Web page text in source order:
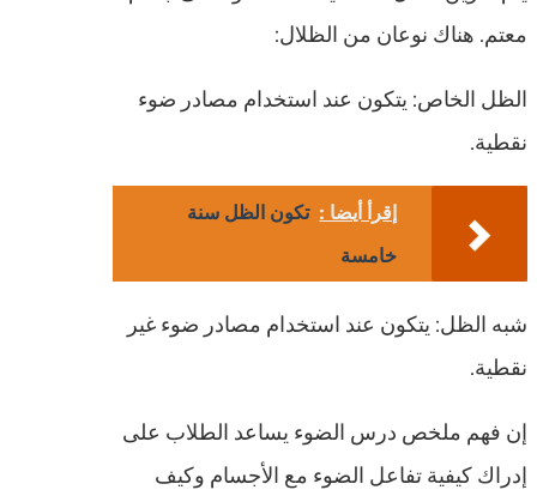
معتم. هناك نوعان من الظلال:
الظل الخاص: يتكون عند استخدام مصادر ضوء
نقطية.
إقرأ أيضا : تكون الظل سنة
خامسة
شبه الظل: يتكون عند استخدام مصادر ضوء غير
نقطية.
إن فهم ملخص درس الضوء يساعد الطلاب على
إدراك كيفية تفاعل الضوء مع الأجسام وكيف